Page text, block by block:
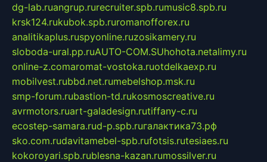
dg-lab.ruangrup.rurecruiter.spb.rumusic8.spb.ru
krsk124.rukubok.spb.ruromanofforex.ru
analitikaplus.ruspyonline.ruzosikamery.ru
sloboda-ural.pp.ruAUTO-COM.SUhohota.netalimy.ru
online-z.comaromat-vostoka.ruotdelkaexp.ru
mobilvest.rubbd.net.rumebelshop.msk.ru
smp-forum.rubastion-td.rukosmoscreative.ru
avrmotors.ruart-galadesign.rutiffany-c.ru
ecostep-samara.rud-p.spb.ruгалактика73.рф
sko.com.rudavitamebel-spb.rufotsis.rutesiaes.ru
kokoroyari.spb.rublesna-kazan.rumossilver.ru